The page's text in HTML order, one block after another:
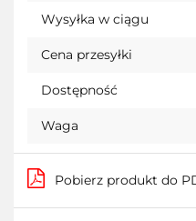
Wysyłka w ciągu
Cena przesyłki
Dostępność
Waga
Pobierz produkt do